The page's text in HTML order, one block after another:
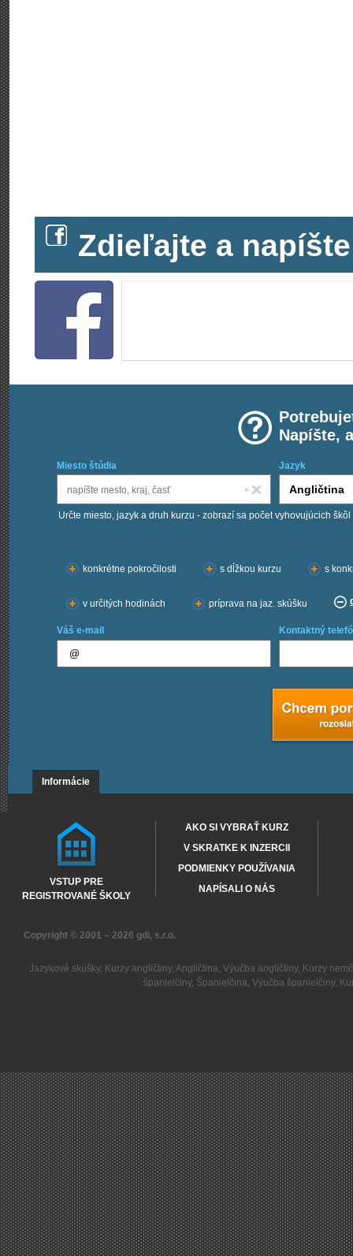
Zdieľajte a
Napíšte,
Miesto štúdia Jazyk
Určte miesto, jazyk a druh kurzu - zobrazí sa počet vyhovujúcich škôl
konkrétne pokročilosti
s dĺžkou kurzu s
v určitých hodinách príprava na jaz. skúšku
Váš e-mail Kontaktný
Informácie
VSTUP PRE
REGISTROVANÉ ŠKOLY
AKO SI VYBRAŤ KURZ
V SKRATKE K INZERCII
PODMIENKY POUŽÍVANIA
NAPÍSALI O NÁS
Copyright © 2001 – 2026 gdi, s.r.o.
Jazykové skúšky, Kurzy angličtiny, Angličtina, Výučba angličtiny, Kurzy
španielčiny, Španielčina, Výučba španielčiny,